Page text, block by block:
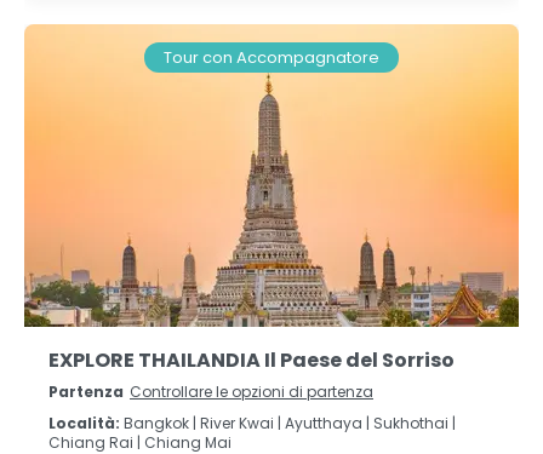
Tour con Accompagnatore
EXPLORE THAILANDIA Il Paese del Sorriso
Partenza Controllare le opzioni di partenza
Località: Bangkok | River Kwai | Ayutthaya | Sukhothai |
Chiang Rai | Chiang Mai